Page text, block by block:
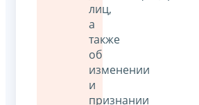
лиц,
а
также
об
изменении
и
признании